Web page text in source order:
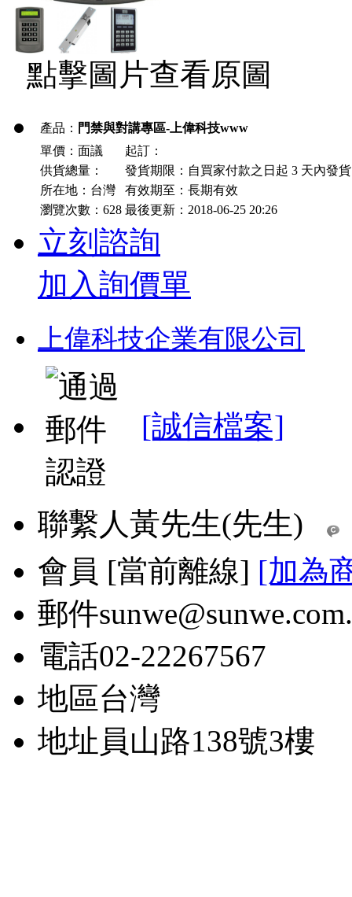
點擊圖片查看原圖
產品： 門禁與對講專區-上偉科技www
單價：面議
起訂：
供貨總量：
發貨期限：自買家付款之日起 3 天內發貨
所在地：台灣
有效期至：長期有效
瀏覽次數： 628 最後更新：2018-06-25 20:26
立刻諮詢
加入詢價單
上偉科技企業有限公司
[誠信檔案]
聯繫人黃先生(先生)
會員 [當前離線] [加為
郵件
電話02-22267567
地區台灣
地址 員山路138號3樓